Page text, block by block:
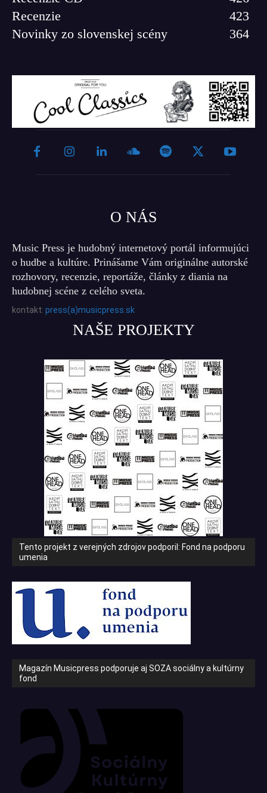
Recenzie
423
Novinky zo slovenskej scény
364
O NÁS
Music Press je hudobný internetový portál informujúci
o hudbe a kultúre. Prinášame Vám originálne autorské
rozhovory, recenzie, reportáže, články z diania na
hudobnej scéne z celého sveta.
kontakt: press(a)musicpress.sk
NAŠE PROJEKTY
Tento projekt z verejných zdrojov podporil: Fond na podporu
umenia
Magazín Musicpress podporuje aj SOZA sociálny a kultúrny
fond